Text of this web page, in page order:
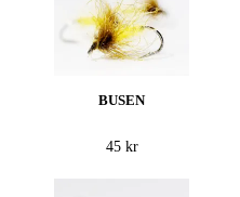
BUSEN
45 kr